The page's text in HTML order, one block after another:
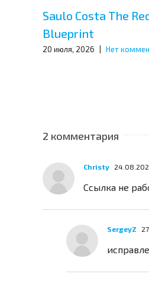
Saulo Costa The
Blueprint
20 июля, 2026 Нет
2 комментария
Christy
Ссылка не
SergeyZ